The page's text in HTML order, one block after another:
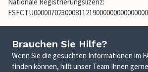
Brauchen Sie Hilfe?
Wenn Sie die gesuchten Informationen im
finden können, hilft unser Team Ihnen